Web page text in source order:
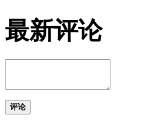
最新评论
评论